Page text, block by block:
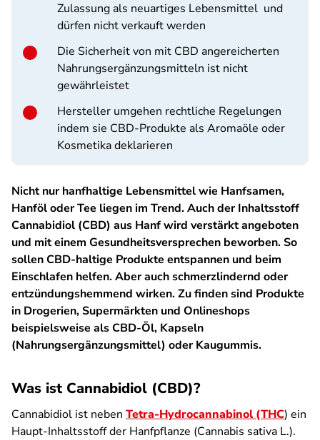
Zulassung als neuartiges Lebensmittel und
dürfen nicht verkauft werden
Die Sicherheit von mit CBD angereicherten
Nahrungsergänzungsmitteln ist nicht
gewährleistet
Hersteller umgehen rechtliche Regelungen
indem sie CBD-Produkte als Aromaöle oder
Kosmetika deklarieren
Nicht nur hanfhaltige Lebensmittel wie Hanfsamen,
Hanföl oder Tee liegen im Trend. Auch der Inhaltsstoff
Cannabidiol (CBD) aus Hanf wird verstärkt angeboten
und mit einem Gesundheitsversprechen beworben. So
sollen CBD-haltige Produkte entspannen und beim
Einschlafen helfen. Aber auch schmerzlindernd oder
entzündungshemmend wirken. Zu finden sind Produkte
in Drogerien, Supermärkten und Onlineshops
beispielsweise als CBD-Öl, Kapseln
(Nahrungsergänzungsmittel) oder Kaugummis.
Was ist Cannabidiol (CBD)?
Cannabidiol ist neben Tetra-Hydrocannabinol (THC) ein
Haupt-Inhaltsstoff der Hanfpflanze (Cannabis sativa L.).